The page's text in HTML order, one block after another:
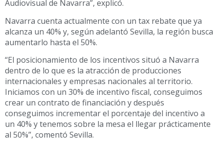
Audiovisual de Navarra”, explicó.
Navarra cuenta actualmente con un tax rebate que ya
alcanza un 40% y, según adelantó Sevilla, la región busca
aumentarlo hasta el 50%.
“El posicionamiento de los incentivos situó a Navarra
dentro de lo que es la atracción de producciones
internacionales y empresas nacionales al territorio.
Iniciamos con un 30% de incentivo fiscal, conseguimos
crear un contrato de financiación y después
conseguimos incrementar el porcentaje del incentivo a
un 40% y tenemos sobre la mesa el llegar prácticamente
al 50%”, comentó Sevilla.